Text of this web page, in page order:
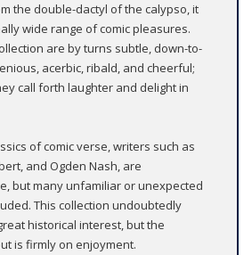
the double-dactyl of the calypso, it
wide range of comic pleasures.
are by turns subtle, down-to-
acerbic, ribald, and cheerful;
call forth laughter and delight in
of comic verse, writers such as
and Ogden Nash, are
but many unfamiliar or unexpected
This collection undoubtedly
historical interest, but the
is firmly on enjoyment.